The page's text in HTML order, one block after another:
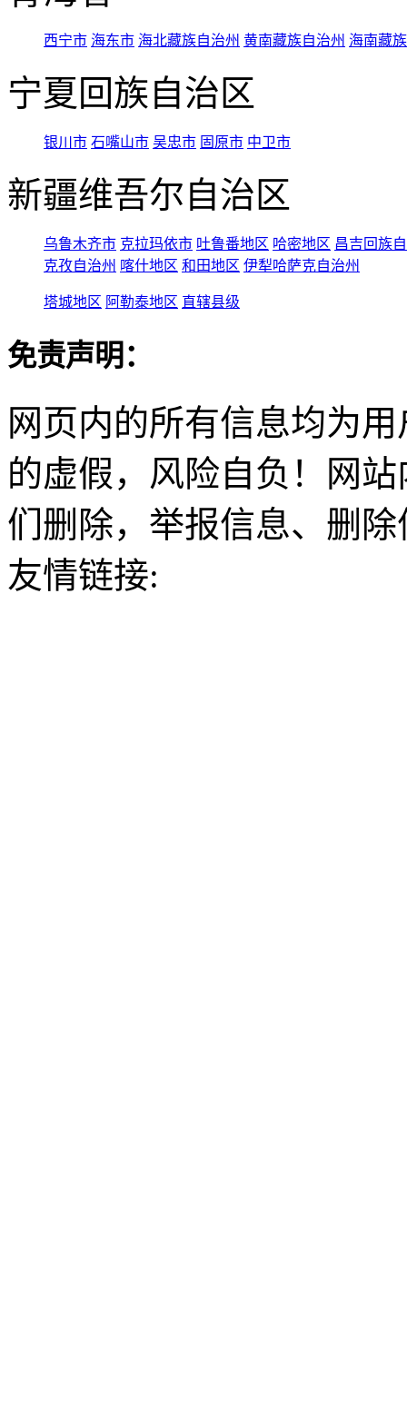
西宁市 海东市 海北藏族自治州 黄南藏族自治州 海南藏
宁夏回族自治区
银川市 石嘴山市 吴忠市 固原市 中卫市
新疆维吾尔自治区
乌鲁木齐市 克拉玛依市 吐鲁番地区 哈密地区 昌吉回族
克孜自治州 喀什地区 和田地区 伊犁哈萨克自治州
塔城地区 阿勒泰地区 直辖县级
免责声明：
网页内的所有信息均为
的虚假，风险自负！网
们删除，举报信息、删
友情链接: